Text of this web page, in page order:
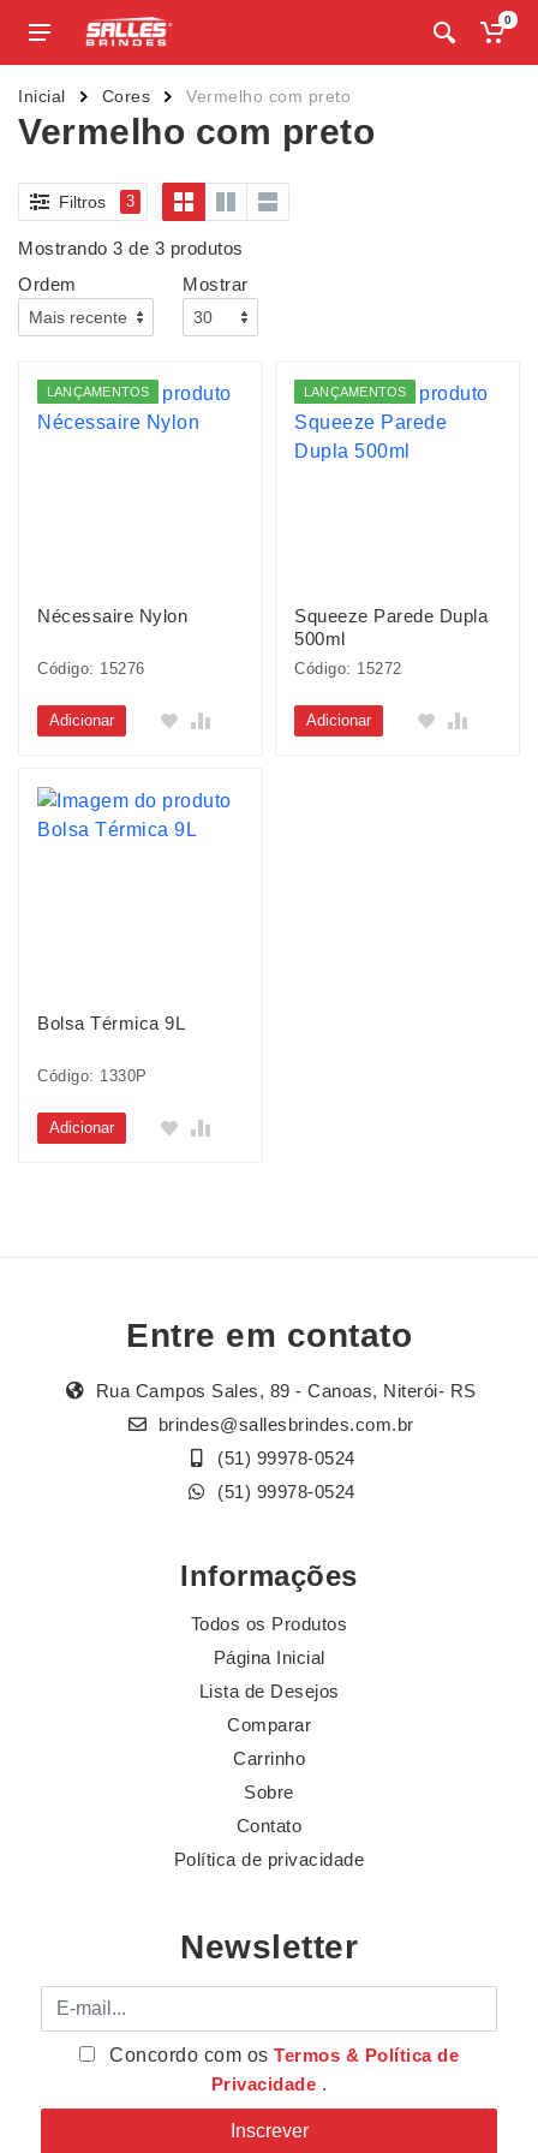
0
Inicial Cores Vermelho com preto
Vermelho com preto
Filtros 3
Mostrando 3 de 3 produtos
Ordem
Mostrar
LANÇAMENTOS
Nécessaire Nylon
Código: 15276
Adicionar
LANÇAMENTOS
Squeeze Parede Dupla
500ml
Código: 15272
Adicionar
Bolsa Térmica 9L
Código: 1330P
Adicionar
Entre em contato
Rua Campos Sales, 89 - Canoas, Niterói- RS
brindes@sallesbrindes.com.br
(51) 99978-0524
(51) 99978-0524
Informações
Todos os Produtos
Página Inicial
Lista de Desejos
Comparar
Carrinho
Sobre
Contato
Política de privacidade
Newsletter
E-mail
Concordo com osTermos & Política de
Privacidade .